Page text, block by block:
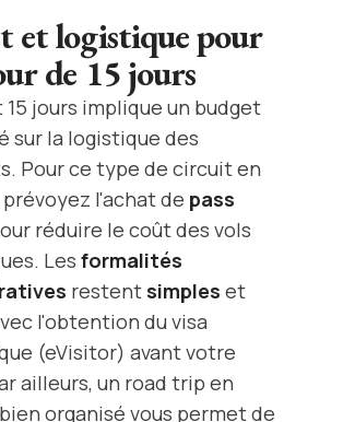
et logistique pour
de 15 jours
jours implique un budget
sur la logistique des
Pour ce type de circuit en
l'achat de pass
réduire le coût des vols
Les formalités
restent simples et
l'obtention du visa
(eVisitor) avant votre
ailleurs, un road trip en
organisé vous permet de